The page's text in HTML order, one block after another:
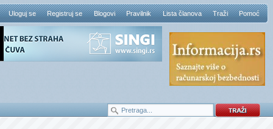
Uloguj se Registruj se Blogovi Pravilnik Lista članova Traži Pomoć